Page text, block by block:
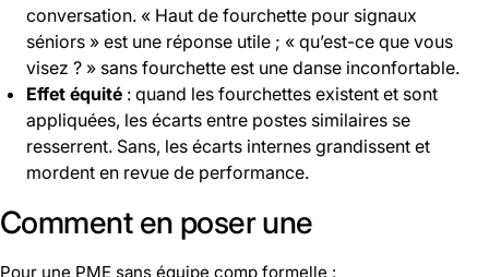
conversation. « Haut de fourchette pour signaux
séniors » est une réponse utile ; « qu’est-ce que vous
visez ? » sans fourchette est une danse inconfortable.
Effet équité : quand les fourchettes existent et sont
appliquées, les écarts entre postes similaires se
resserrent. Sans, les écarts internes grandissent et
mordent en revue de performance.
Comment en poser une
Pour une PME sans équipe comp formelle :